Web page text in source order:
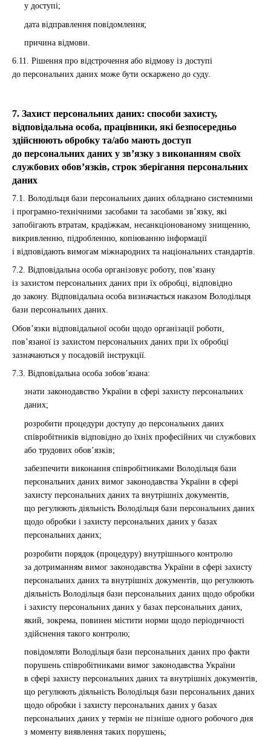
у доступі;
дата відправлення повідомлення;
причина відмови.
6.11. Рішення про відстрочення або відмову із доступі
до персональних даних може бути оскаржено до суду.
7. Захист персональних даних: способи захисту,
відповідальна особа, працівники, які безпосередньо
здійснюють обробку та/або мають доступ
до персональних даних у зв’язку з виконанням своїх
службових обов’язків, строк зберігання персональних
даних
7.1. Володільця бази персональних даних обладнано системними
і програмно-технічними засобами та засобами зв’язку, які
запобігають втратам, крадіжкам, несанкціонованому знищенню,
викривленню, підробленню, копіюванню інформації
і відповідають вимогам міжнародних та національних стандартів.
7.2. Відповідальна особа організовує роботу, пов’язану
із захистом персональних даних при їх обробці, відповідно
до закону. Відповідальна особа визначається наказом Володільця
бази персональних даних.
Обов’язки відповідальної особи щодо організації роботи,
пов’язаної із захистом персональних даних при їх обробці
зазначаються у посадовій інструкції.
7.3. Відповідальна особа зобов’язана:
знати законодавство України в сфері захисту персональних
даних;
розробити процедури доступу до персональних даних
співробітників відповідно до їхніх професійних чи службових
або трудових обов’язків;
забезпечити виконання співробітниками Володільця бази
персональних даних вимог законодавства України в сфері
захисту персональних даних та внутрішніх документів,
що регулюють діяльність Володільця бази персональних даних
щодо обробки і захисту персональних даних у базах
персональних даних;
розробити порядок (процедуру) внутрішнього контролю
за дотриманням вимог законодавства України в сфері захисту
персональних даних та внутрішніх документів, що регулюють
діяльність Володільця бази персональних даних щодо обробки
і захисту персональних даних у базах персональних даних,
який, зокрема, повинен містити норми щодо періодичності
здійснення такого контролю;
повідомляти Володільця бази персональних даних про факти
порушень співробітниками вимог законодавства України
в сфері захисту персональних даних та внутрішніх документів,
що регулюють діяльність Володільця бази персональних даних
щодо обробки і захисту персональних даних у базах
персональних даних у термін не пізніше одного робочого дня
з моменту виявлення таких порушень;